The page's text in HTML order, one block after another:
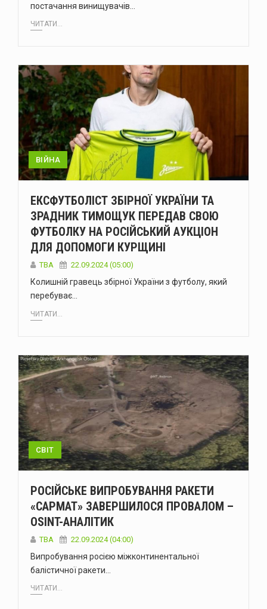
постачання винищувачів…
ЧИТАТИ...
ВІЙНА
ЕКСФУТБОЛІСТ ЗБІРНОЇ УКРАЇНИ ТА
ЗРАДНИК ТИМОЩУК ПЕРЕДАВ СВОЮ
ФУТБОЛКУ НА РОСІЙСЬКИЙ АУКЦІОН
ДЛЯ ДОПОМОГИ КУРЩИНІ
ТВА 22.09.2024 (05:00)
Колишній гравець збірної України з футболу, який
перебуває…
ЧИТАТИ...
СВІТ
РОСІЙСЬКЕ ВИПРОБУВАННЯ РАКЕТИ
«САРМАТ» ЗАВЕРШИЛОСЯ ПРОВАЛОМ –
OSINT-АНАЛІТИК
ТВА 22.09.2024 (04:00)
Випробування росією міжконтинентальної
балістичної ракети…
ЧИТАТИ...